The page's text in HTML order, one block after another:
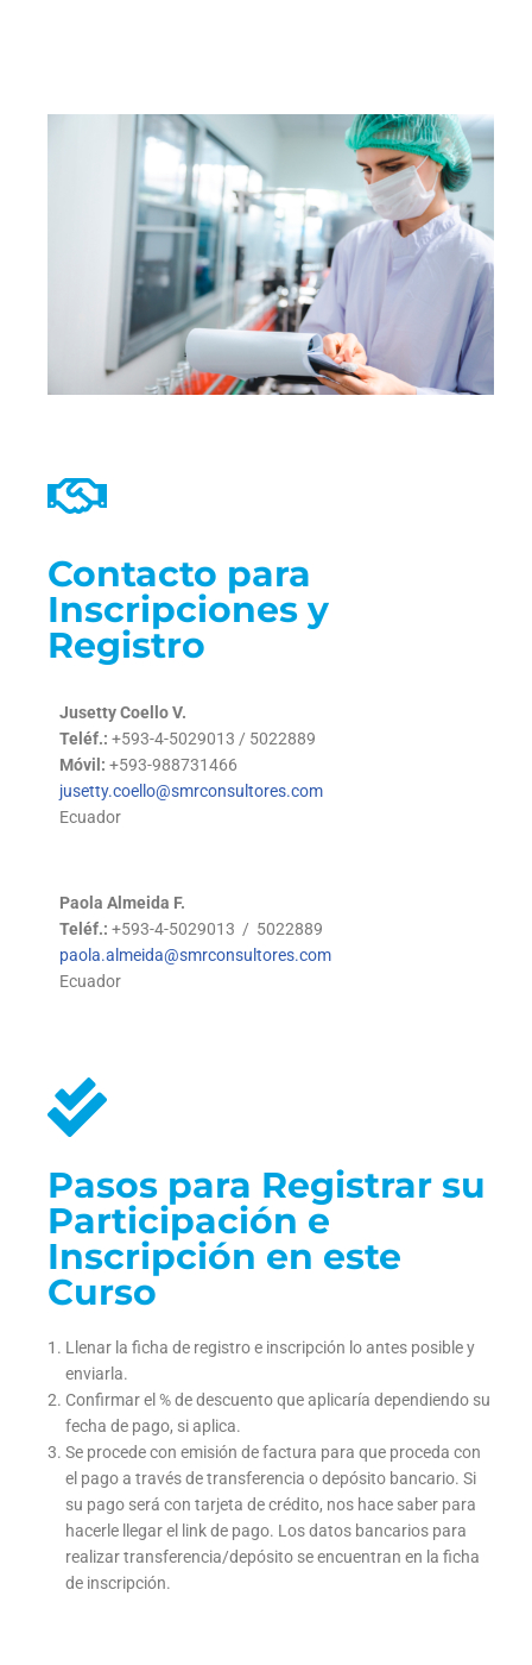
Contacto para
Inscripciones y
Registro
Jusetty Coello V.
Teléf.: +593-4-5029013 / 5022889
Móvil: +593-988731466
jusetty.coello@smrconsultores.com
Ecuador
Paola Almeida F.
Teléf.: +593-4-5029013 / 5022889
paola.almeida@smrconsultores.com
Ecuador
Pasos para Registrar su
Participación e
Inscripción en este
Curso
Llenar la ficha de registro e inscripción lo antes posible y
enviarla.
Confirmar el % de descuento que aplicaría dependiendo su
fecha de pago, si aplica.
Se procede con emisión de factura para que proceda con
el pago a través de transferencia o depósito bancario. Si
su pago será con tarjeta de crédito, nos hace saber para
hacerle llegar el link de pago. Los datos bancarios para
realizar transferencia/depósito se encuentran en la ficha
de inscripción.